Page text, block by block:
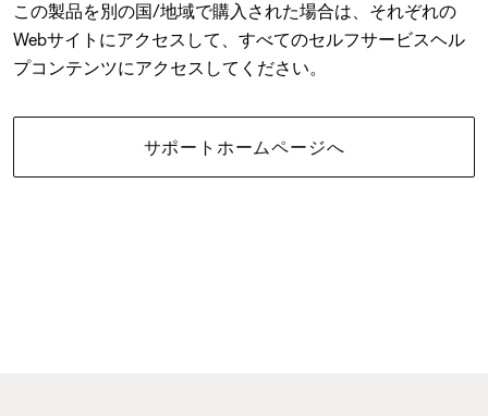
この製品を別の国/地域で購入された場合は、それぞれの
Webサイトにアクセスして、すべてのセルフサービスヘル
プコンテンツにアクセスしてください。
サポートホームページへ